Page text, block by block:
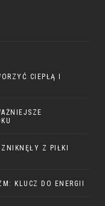
CIEPŁĄ I
Z PIŁKI
KLUCZ DO ENERGII